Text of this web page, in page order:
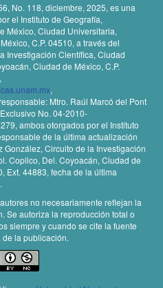
No. 118, diciembre, 2025, es una
el Instituto de Geografía,
México, Ciudad Universitaria,
C.P. 04510, a través del
Investigación Científica, Ciudad
Ciudad de México, C.P.
,
Mtro. Raúl Marcó del Pont
No. 04-2010-
ambos otorgados por el Instituto
de la última actualización
Circuito de la Investigación
Copilco, Del. Coyoacán, Ciudad de
Ext. 44883, fecha de la última
no necesariamente reflejan la
Se autoriza la reproducción total o
siempre y cuando se cite la fuente
la publicación.